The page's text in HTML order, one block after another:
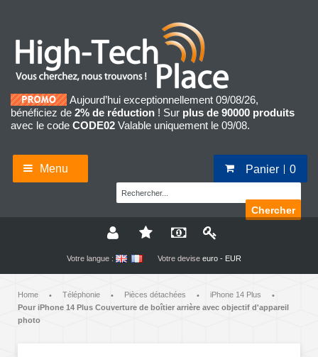
Aujourd’hui exceptionnellement 09/08/26,
bénéficiez de 2% de réduction ! Sur plus de 90000 produits
avec le code CODE02 Valable uniquement le 09/08.
Menu Panier 0
Chercher
Votre langue : Votre devise euro - EUR
Home • Téléphonie • Pièces détachées • iPhone 14 Plus
•
Pour iPhone 14 Plus Couverture de boîtier arrière avec objectif d'appareil
photo